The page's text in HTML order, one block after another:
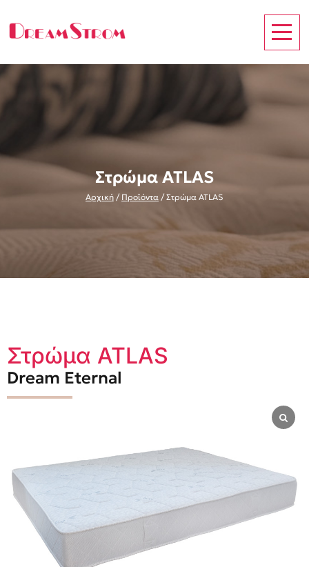
Στρώμα ATLAS
Αρχική / Προϊόντα / Στρώμα ATLAS
Στρώμα ATLAS
Dream Eternal